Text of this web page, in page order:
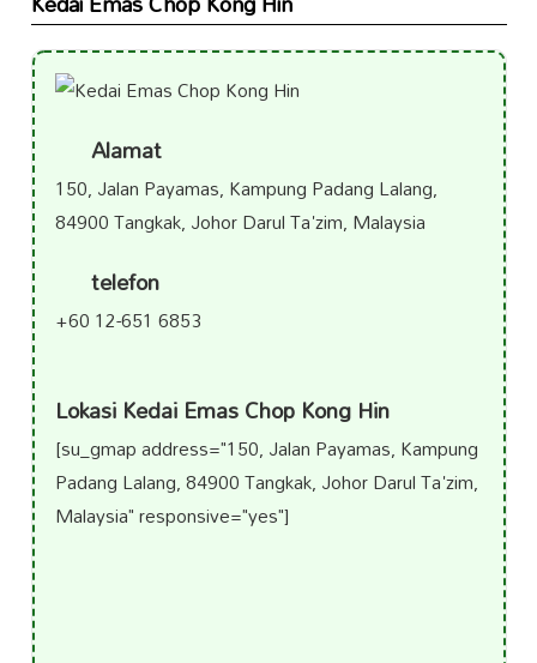
Alamat
150, Jalan Payamas, Kampung Padang Lalang,
84900 Tangkak, Johor Darul Ta'zim, Malaysia
telefon
+60 12-651 6853
Lokasi Kedai Emas Chop Kong Hin
[su_gmap address="150, Jalan Payamas, Kampung
Padang Lalang, 84900 Tangkak, Johor Darul Ta'zim,
Malaysia" responsive="yes"]